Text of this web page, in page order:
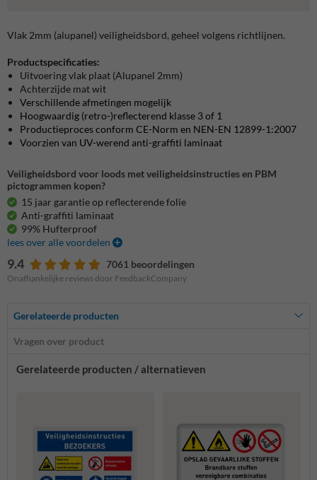
Vlak 2mm (alupanel) veiligheidsbord, geheel volgens richtlijnen.
Productspecificaties:
Uitvoering vlak plaat (Alupanel 2mm)
Achterzijde mat wit
Verschillende afmetingen mogelijk
Hoogwaardig (retro-)reflecterend klasse 3 of 1
Productieproces conform CE-Norm en NEN-EN 12899-1:2007
Voorzien van UV-werend anti-graffiti laminaat
Veiligheidsbord voor loods met veiligheidsinstructies en PBM
pictogrammen kopen?
15 jaar garantie op reflecterende folie
Anti-graffiti laminaat
99% Hufterproof
lees over alle voordelen
9.4 7061 beoordelingen
Onafhankelijke reviews door FeedbackCompany
Gerelateerde producten
Vragen over product
Gerelateerde producten / alternatieven